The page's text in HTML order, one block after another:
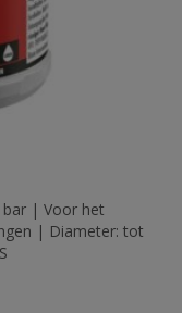
bar | Voor het
| Diameter: tot